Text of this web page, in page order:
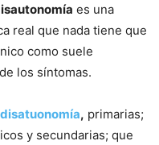
es una
real que nada tiene que
como suele
los síntomas.
disatuonomía, primarias;
y secundarias; que